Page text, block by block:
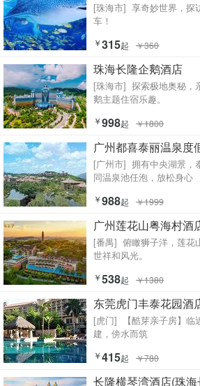
[珠海市]
车！
￥315起 ￥360
珠海长隆企鹅酒店
[珠海市]
鹅主题住宿乐趣。
￥998起 ￥1800
广州都喜泰丽温泉度
[广州市]
同温泉池任泡，放松身心
￥988起 ￥1999
广州莲花山粤海村酒
[番禺]
世祥和风光。
￥538起 ￥1380
东莞虎门丰泰花园酒
[虎门]
建，傍水而筑
￥415起 ￥780
长隆横琴湾酒店(珠